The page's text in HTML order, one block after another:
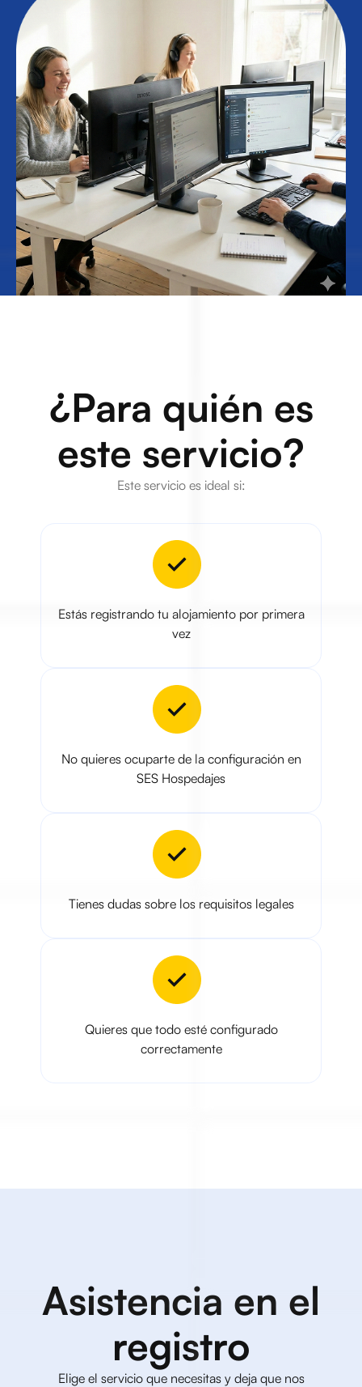
¿Para quién es
este servicio?
Este servicio es ideal si:
Estás registrando tu alojamiento por primera
vez
No quieres ocuparte de la configuración en
SES Hospedajes
Tienes dudas sobre los requisitos legales
Quieres que todo esté configurado
correctamente
Asistencia en el
registro
Elige el servicio que necesitas y deja que nos